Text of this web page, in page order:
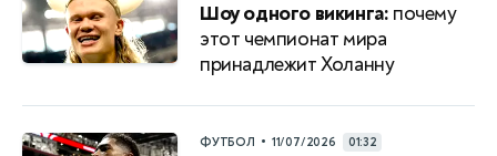
Шоу одного викинга: почему
этот чемпионат мира
принадлежит Холанну
ФУТБОЛ • 11/07/2026 01:32